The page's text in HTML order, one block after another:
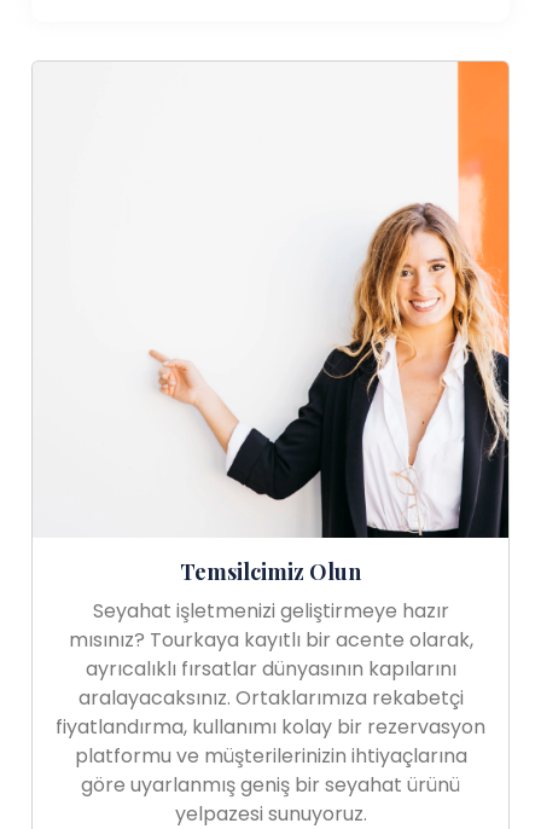
Temsilcimiz Olun
Seyahat işletmenizi geliştirmeye hazır
mısınız? Tourkaya kayıtlı bir acente olarak,
ayrıcalıklı fırsatlar dünyasının kapılarını
aralayacaksınız. Ortaklarımıza rekabetçi
fiyatlandırma, kullanımı kolay bir rezervasyon
platformu ve müşterilerinizin ihtiyaçlarına
göre uyarlanmış geniş bir seyahat ürünü
yelpazesi sunuyoruz.